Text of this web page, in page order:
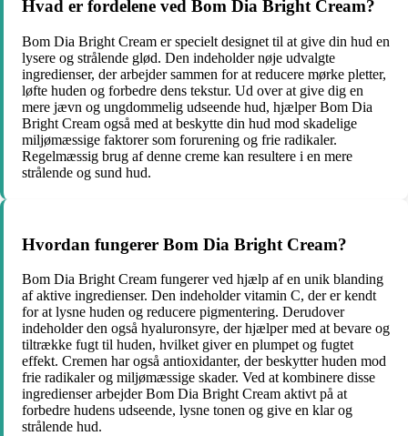
Hvad er fordelene ved Bom Dia Bright Cream?
Bom Dia Bright Cream er specielt designet til at give din hud en
lysere og strålende glød. Den indeholder nøje udvalgte
ingredienser, der arbejder sammen for at reducere mørke pletter,
løfte huden og forbedre dens tekstur. Ud over at give dig en
mere jævn og ungdommelig udseende hud, hjælper Bom Dia
Bright Cream også med at beskytte din hud mod skadelige
miljømæssige faktorer som forurening og frie radikaler.
Regelmæssig brug af denne creme kan resultere i en mere
strålende og sund hud.
Hvordan fungerer Bom Dia Bright Cream?
Bom Dia Bright Cream fungerer ved hjælp af en unik blanding
af aktive ingredienser. Den indeholder vitamin C, der er kendt
for at lysne huden og reducere pigmentering. Derudover
indeholder den også hyaluronsyre, der hjælper med at bevare og
tiltrække fugt til huden, hvilket giver en plumpet og fugtet
effekt. Cremen har også antioxidanter, der beskytter huden mod
frie radikaler og miljømæssige skader. Ved at kombinere disse
ingredienser arbejder Bom Dia Bright Cream aktivt på at
forbedre hudens udseende, lysne tonen og give en klar og
strålende hud.